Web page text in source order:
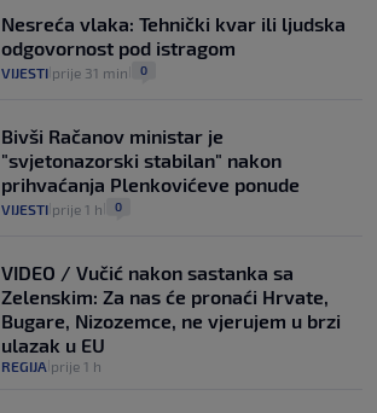
automobilom na Hvar iz Zagreba, a
koliko iz Osijeka
VIJESTI 14
Nesreća vlaka: Tehnički kvar ili ljudska
odgovornost pod istragom
VIJESTI prije 31 min 0
Bivši Račanov ministar je
"svjetonazorski stabilan" nakon
prihvaćanja Plenkovićeve ponude
VIJESTI prije 1 h 0
VIDEO / Vučić nakon sastanka sa
Zelenskim: Za nas će pronaći Hrvate,
Bugare, Nizozemce, ne vjerujem u brzi
ulazak u EU
REGIJA prije 1 h